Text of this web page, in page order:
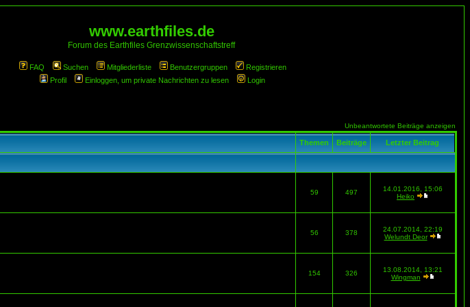
www.earthfiles.de
Forum des Earthfiles Grenzwissenschaftstreff
FAQ Suchen Mitgliederliste Benutzergruppen
Registrieren
Profil
Einloggen, um private Nachrichten zu lesen Login
Unbeantwortete Beiträge anzeigen
Themen Beiträge Letzter Beitrag
59 497
14.01.2016, 15:06
Heiko
56 378
24.07.2014, 22:19
Welundt Deor
154 326
13.08.2014, 13:21
Wingman